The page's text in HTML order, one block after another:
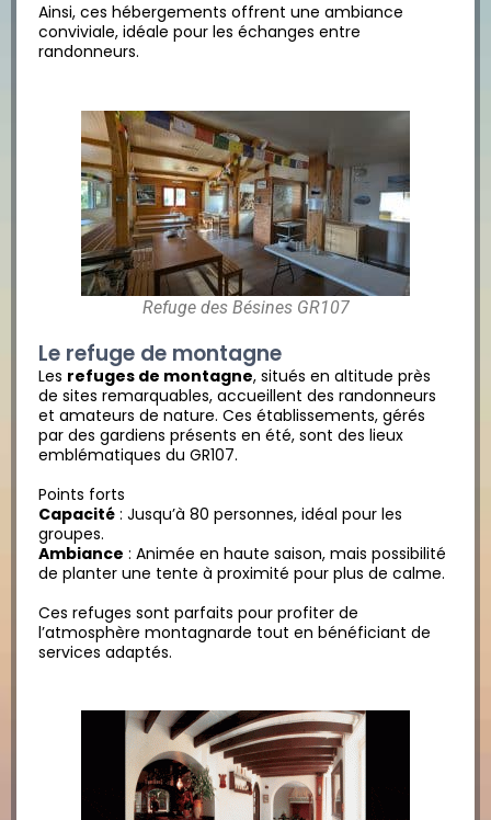
Ainsi, ces hébergements offrent une ambiance
conviviale, idéale pour les échanges entre
randonneurs.
Refuge des Bésines GR107
Le refuge de montagne
Les refuges de montagne, situés en altitude près
de sites remarquables, accueillent des randonneurs
et amateurs de nature. Ces établissements, gérés
par des gardiens présents en été, sont des lieux
emblématiques du GR107.
Points forts
Capacité : Jusqu’à 80 personnes, idéal pour les
groupes.
Ambiance : Animée en haute saison, mais possibilité
de planter une tente à proximité pour plus de calme.
Ces refuges sont parfaits pour profiter de
l’atmosphère montagnarde tout en bénéficiant de
services adaptés.